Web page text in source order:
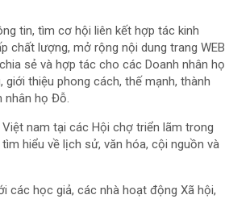
tin, tìm cơ hội liên kết hợp tác kinh
chất lượng, mở rộng nội dung trang WEB
sẻ và hợp tác cho các Doanh nhân họ
thiệu phong cách, thế mạnh, thành
nhân họ Đỗ.
nam tại các Hội chợ triển lãm trong
hiểu về lịch sử, văn hóa, cội nguồn và
các học giả, các nhà hoạt động Xã hội,